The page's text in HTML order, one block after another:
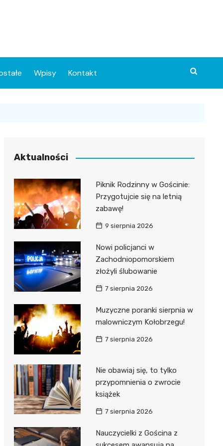
Wpisy Kontakt
Aktualności
Piknik Rodzinny w Gościnie:
Przygotujcie się na letnią
zabawę!
9 sierpnia 2026
Nowi policjanci w
Zachodniopomorskiem
złożyli ślubowanie
7 sierpnia 2026
Muzyczne poranki sierpnia w
malowniczym Kołobrzegu!
7 sierpnia 2026
Nie obawiaj się, to tylko
przypomnienia o zwrocie
książek
7 sierpnia 2026
Nauczycielki z Gościna z